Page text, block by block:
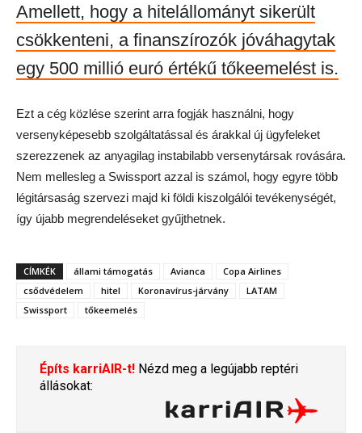
Amellett, hogy a hitelállományt sikerült
csökkenteni, a finanszírozók jóváhagytak
egy 500 millió euró értékű tőkeemelést is.
Ezt a cég közlése szerint arra fogják használni, hogy
versenyképesebb szolgáltatással és árakkal új ügyfeleket
szerezzenek az anyagilag instabilabb versenytársak rovására.
Nem mellesleg a Swissport azzal is számol, hogy egyre több
légitársaság szervezi majd ki földi kiszolgálói tevékenységét,
így újabb megrendeléseket gyűjthetnek.
CÍMKÉK állami támogatás Avianca
Copa Airlines
csődvédelem
hitel Koronavírus-járvány
LATAM
Swissport
tőkeemelés
Építs karriAIR-t! Nézd meg a legújabb reptéri
állásokat: